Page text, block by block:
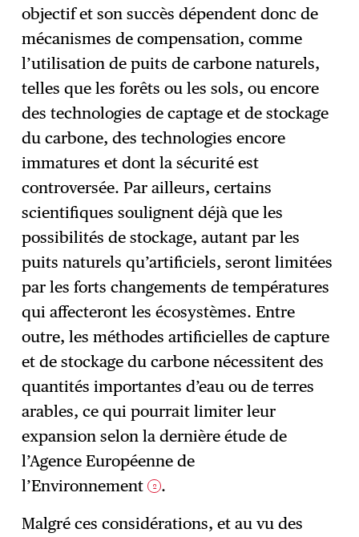
objectif et son succès dépendent donc de
mécanismes de compensation, comme
l’utilisation de puits de carbone naturels,
telles que les forêts ou les sols, ou encore
des technologies de captage et de stockage
du carbone, des technologies encore
immatures et dont la sécurité est
controversée. Par ailleurs, certains
scientifiques soulignent déjà que les
possibilités de stockage, autant par les
puits naturels qu’artificiels, seront limitées
par les forts changements de températures
qui affecteront les écosystèmes. Entre
outre, les méthodes artificielles de capture
et de stockage du carbone nécessitent des
quantités importantes d’eau ou de terres
arables, ce qui pourrait limiter leur
expansion selon la dernière étude de
l’Agence Européenne de
l’Environnement 2 .
Malgré ces considérations, et au vu des